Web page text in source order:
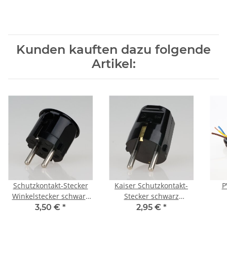
Kunden kauften dazu folgende
Artikel:
Schutzkontakt-Stecker
Winkelstecker schwarz
Bakelit Optik 250V/16A
3,50 € *
Kaiser Schutzkontakt-
Stecker schwarz
250V/16A Bakelit Optik
2,95 € *